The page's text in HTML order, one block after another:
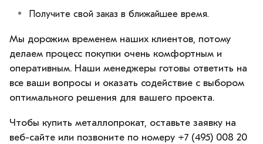
Получите свой заказ в ближайшее время.
Мы дорожим временем наших клиентов, потому
делаем процесс покупки очень комфортным и
оперативным. Наши менеджеры готовы ответить на
все ваши вопросы и оказать содействие с выбором
оптимального решения для вашего проекта.
Чтобы купить металлопрокат, оставьте заявку на
веб-сайте или позвоните по номеру +7 (495) 008 20